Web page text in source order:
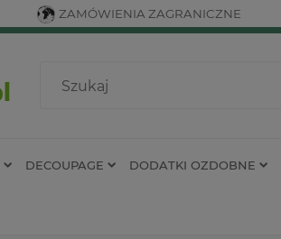
ZAMÓWIENIA ZAGRANICZNE
DECOUPAGE DODATKI OZDOBNE